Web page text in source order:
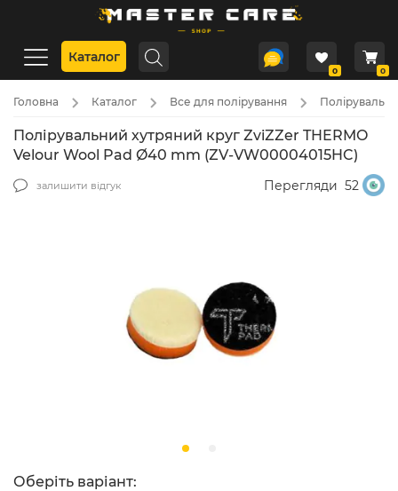
Каталог
0 0
Головна Каталог Все для полірування
Полірувальний хутряний круг ZviZZer THERMO
Velour Wool Pad Ø40 mm (ZV-VW00004015HC)
залишити відгук Перегляди 52
Оберіть варіант: